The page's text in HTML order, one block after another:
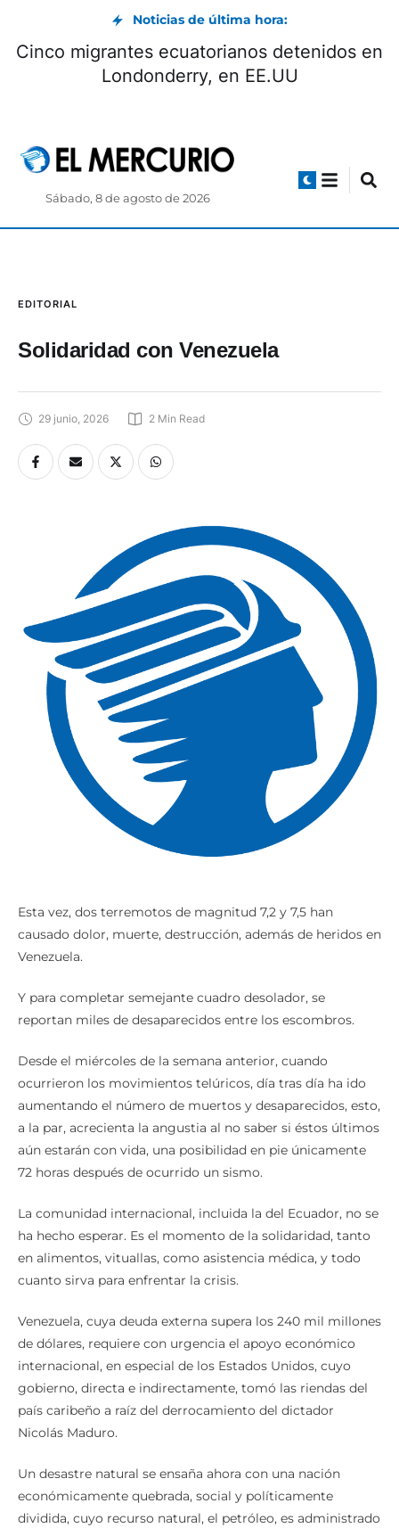
Noticias de última hora:
Cinco migrantes ecuatorianos detenidos en
Londonderry, en EE.UU
Sábado, 8 de agosto de 2026
EDITORIAL
Solidaridad con Venezuela
29 junio, 2026 2 Min Read
Esta vez, dos terremotos de magnitud 7,2 y 7,5 han
causado dolor, muerte, destrucción, además de heridos en
Venezuela.
Y para completar semejante cuadro desolador, se
reportan miles de desaparecidos entre los escombros.
Desde el miércoles de la semana anterior, cuando
ocurrieron los movimientos telúricos, día tras día ha ido
aumentando el número de muertos y desaparecidos, esto,
a la par, acrecienta la angustia al no saber si éstos últimos
aún estarán con vida, una posibilidad en pie únicamente
72 horas después de ocurrido un sismo.
La comunidad internacional, incluida la del Ecuador, no se
ha hecho esperar. Es el momento de la solidaridad, tanto
en alimentos, vituallas, como asistencia médica, y todo
cuanto sirva para enfrentar la crisis.
Venezuela, cuya deuda externa supera los 240 mil millones
de dólares, requiere con urgencia el apoyo económico
internacional, en especial de los Estados Unidos, cuyo
gobierno, directa e indirectamente, tomó las riendas del
país caribeño a raíz del derrocamiento del dictador
Nicolás Maduro.
Un desastre natural se ensaña ahora con una nación
económicamente quebrada, social y políticamente
dividida, cuyo recurso natural, el petróleo, es administrado